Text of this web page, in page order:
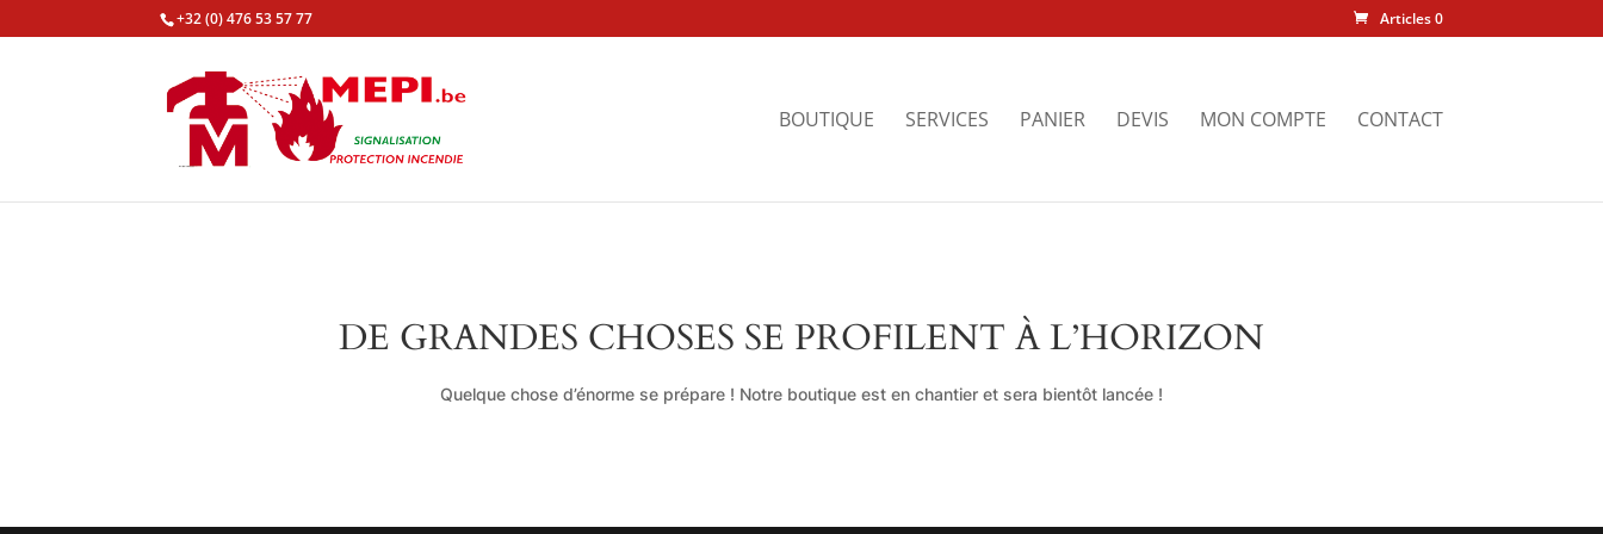
+32 (0) 476 53 57 77 Articles 0
BOUTIQUE SERVICES PANIER DEVIS MON COMPTE CONTACT
DE GRANDES CHOSES SE PROFILENT À L’HORIZON
Quelque chose d’énorme se prépare ! Notre boutique est en chantier et sera bientôt lancée !